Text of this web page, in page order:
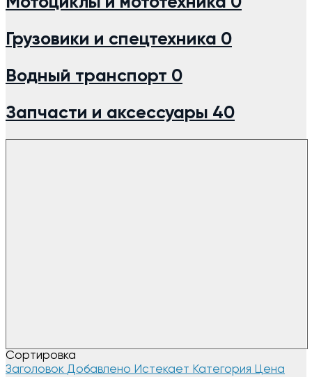
Грузовики и спецтехника 0
Водный транспорт 0
Запчасти и аксессуары 40
Сортировка
Заголовок Добавлено Истекает Категория Цена